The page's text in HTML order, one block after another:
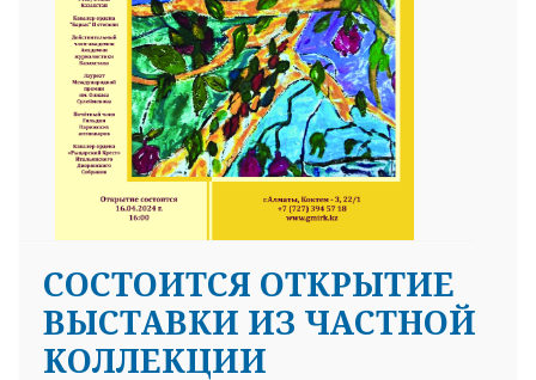
CОСТОИТСЯ ОТКРЫТИЕ
ВЫСТАВКИ ИЗ ЧАСТНОЙ
КОЛЛЕКЦИИ